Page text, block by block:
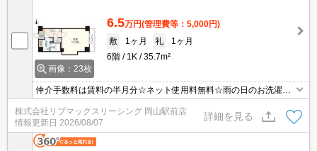
画像：23枚
6.5万円(管理費等：5,000円)
敷
1ヶ月 礼
1ヶ月
6階
1K 35.7m²
仲介手数料は賃料の半月分☆ネット使用料無料☆雨の日のお洗濯も
安心な浴室乾燥機あり☆敷地内ゴミ置き場がありゴミ捨て便利☆モ
ニター付きオートロックで防犯面も安心☆不在時にお荷物の受け取
り可能な宅配ボックスあり☆
株式会社リブマックスリーシング 岡山駅前店
情報更新日 2026/08/07
詳細を見る